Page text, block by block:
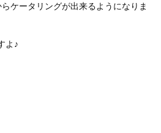
ケータリングが出来るようになりま
よ♪